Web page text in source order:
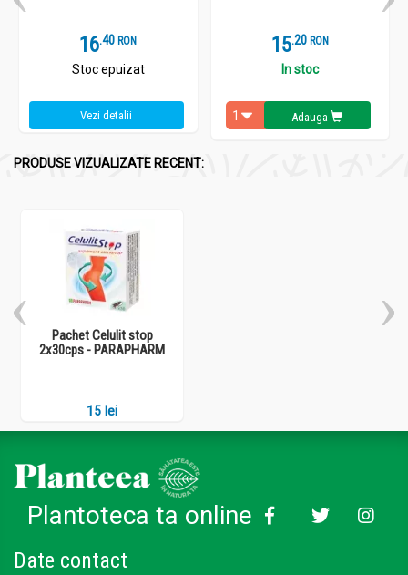
16.4 RON
Stoc epuizat
Vezi detalii
15.2 RON
In stoc
Adauga
PRODUSE VIZUALIZATE RECENT:
Pachet Celulit stop
2x30cps - PARAPHARM
15 lei
Plantoteca ta online
Date contact